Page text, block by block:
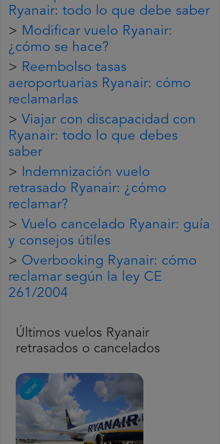
Ryanair: todo lo que debe saber
> Modificar vuelo Ryanair:
¿cómo se hace?
> Reembolso tasas
aeroportuarias Ryanair: cómo
reclamarlas
> Viajar con discapacidad con
Ryanair: todo lo que debes
saber
> Indemnización vuelo
retrasado Ryanair: ¿cómo
reclamar?
> Vuelo cancelado Ryanair: guía
y consejos útiles
> Overbooking Ryanair: cómo
reclamar según la ley CE
261/2004
Últimos vuelos Ryanair
retrasados o cancelados
NEWS